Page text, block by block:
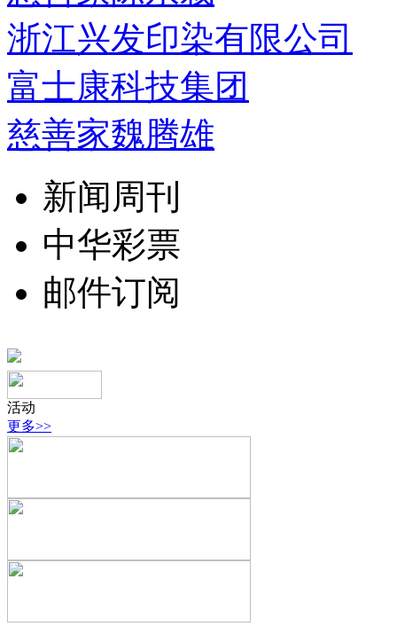
浙江兴发印染有限公司
富士康科技集团
慈善家魏腾雄
新闻周刊
中华彩票
邮件订阅
活动
更多>>